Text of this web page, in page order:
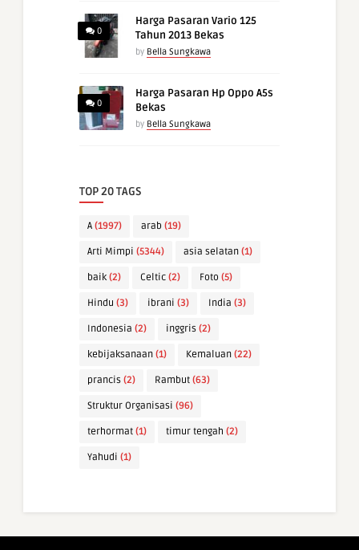
0
Harga Pasaran Vario 125
Tahun 2013 Bekas
by Bella Sungkawa
0
Harga Pasaran Hp Oppo A5s
Bekas
by Bella Sungkawa
TOP 20 TAGS
A (1997) arab (19)
Arti Mimpi (5344) asia selatan (1)
baik (2) Celtic (2) Foto (5)
Hindu (3) ibrani (3) India (3)
Indonesia (2) inggris (2)
kebijaksanaan (1) Kemaluan (22)
prancis (2) Rambut (63)
Struktur Organisasi (96)
terhormat (1) timur tengah (2)
Yahudi (1)